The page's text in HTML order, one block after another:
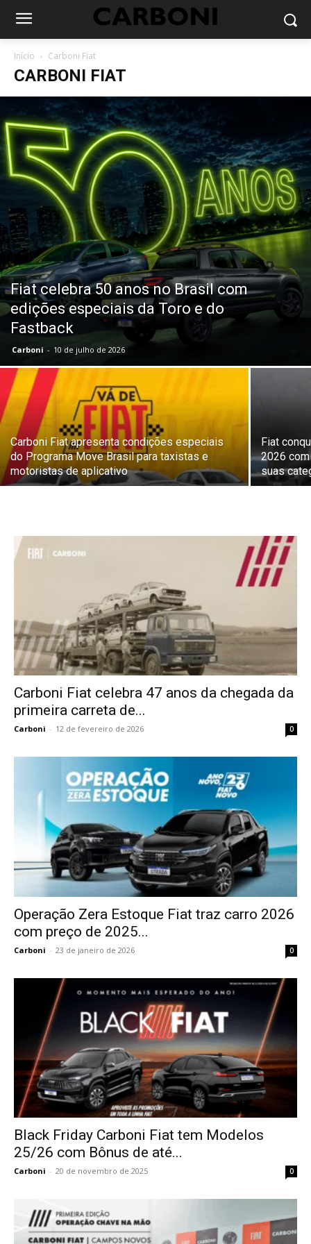
Início Carboni Fiat
CARBONI FIAT
Fiat celebra 50 anos no Brasil com
edições especiais da Toro e do
Fastback
Carboni - 10 de julho de 2026
Carboni Fiat apresenta condições especiais
do Programa Move Brasil para taxistas e
motoristas de aplicativo
Fiat
2026
suas
Carboni Fiat celebra 47 anos da chegada da
primeira carreta de...
Carboni - 12 de fevereiro de 2026 0
Operação Zera Estoque Fiat traz carro 2026
com preço de 2025...
Carboni - 23 de janeiro de 2026 0
Black Friday Carboni Fiat tem Modelos
25/26 com Bônus de até...
Carboni - 20 de novembro de 2025 0